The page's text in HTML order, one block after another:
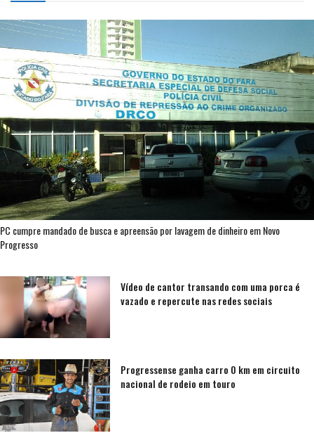
PC cumpre mandado de busca e apreensão por lavagem de dinheiro em Novo
Progresso
Vídeo de cantor transando com uma porca é
vazado e repercute nas redes sociais
Progressense ganha carro 0 km em circuito
nacional de rodeio em touro